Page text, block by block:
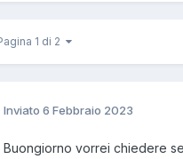
1 di 2
Inviato 6 Febbraio 2023
Buongiorno vorrei chiedere